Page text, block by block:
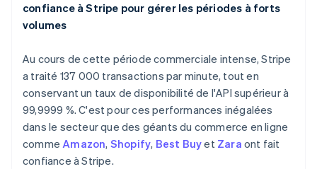
confiance à Stripe pour gérer les périodes à forts
volumes
Au cours de cette période commerciale intense, Stripe
a traité 137 000 transactions par minute, tout en
conservant un taux de disponibilité de l'API supérieur à
99,9999 %. C'est pour ces performances inégalées
dans le secteur que des géants du commerce en ligne
commeAmazon, Shopify, Best Buyet Zara ont fait
confiance à Stripe.